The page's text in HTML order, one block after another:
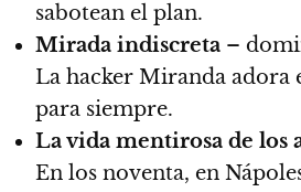
sabotean el plan.
Mirada indiscreta –
La hacker Miranda adora
para siempre.
La vida mentirosa de los
En los noventa, en